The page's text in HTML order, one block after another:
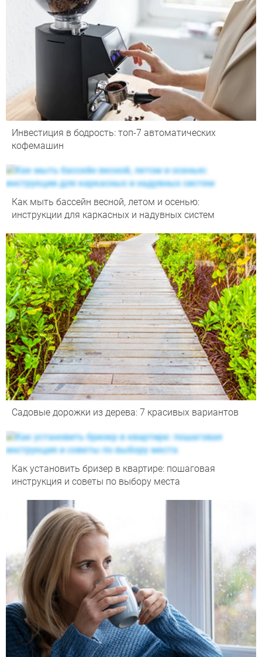
Инвестиция в бодрость: топ-7 автоматических
кофемашин
Как мыть бассейн весной, летом и осенью:
инструкции для каркасных и надувных систем
Садовые дорожки из дерева: 7 красивых вариантов
Как установить бризер в квартире: пошаговая
инструкция и советы по выбору места